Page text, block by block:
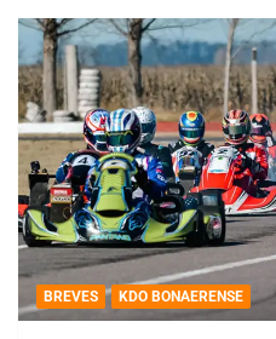
BREVES KDO BONAERENSE